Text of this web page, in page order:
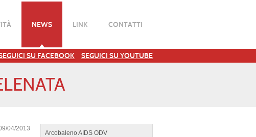
NEWS LINK CONTATTI
SU FACEBOOK SEGUICI SU YOUTUBE
04/2013
Arcobaleno AIDS ODV